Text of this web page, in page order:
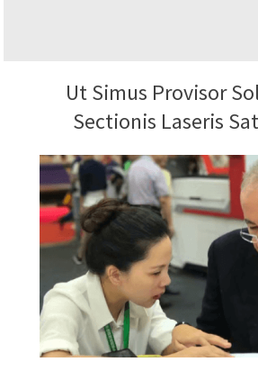
Ut Simus Provisor
Sectionis Laseris